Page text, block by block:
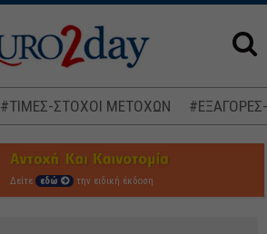
#ΤΙΜΕΣ-ΣΤΟΧΟΙ ΜΕΤΟΧΩΝ
Δείτε εδώ την ειδική έκδοση